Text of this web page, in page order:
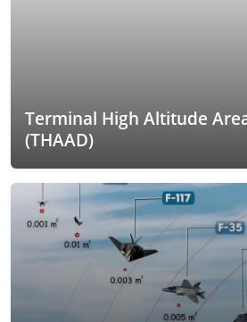
Terminal High Altitude
(THAAD)